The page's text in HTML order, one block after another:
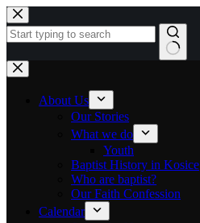
Skip to content
No results
About Us
Our Stories
What we do
Youth
Baptist History in Kosice
Who are baptist?
Our Faith Confession
Calendar